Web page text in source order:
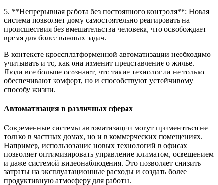
5. **Непрерывная работа без постоянного контроля**: Новая
система позволяет дому самостоятельно реагировать на
происшествия без вмешательства человека, что освобождает
время для более важных задач.
В контексте кроссплатформенной автоматизации необходимо
учитывать и то, как она изменит представление о жилье.
Люди все больше осознают, что такие технологии не только
обеспечивают комфорт, но и способствуют устойчивому
способу жизни.
Автоматизация в различных сферах
Современные системы автоматизации могут применяться не
только в частных домах, но и в коммерческих помещениях.
Например, использование новых технологий в офисах
позволяет оптимизировать управление климатом, освещением
и даже системой видеонаблюдения. Это позволяет снизить
затраты на эксплуатационные расходы и создать более
продуктивную атмосферу для работы.